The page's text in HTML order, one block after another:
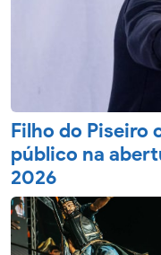
Filho do Piseiro
público na
2026